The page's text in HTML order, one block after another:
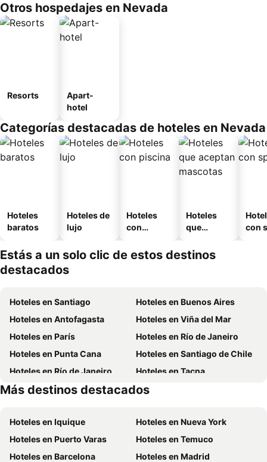
Otros hospedajes en Nevada
Resorts
Apart-
hotel
Categorías destacadas de hoteles en Nevada
Hoteles
baratos
Hoteles de
lujo
Hoteles
con
Hoteles
que
mascotas
con
Estás a un solo clic de estos destinos
destacados
Hoteles en Santiago
Hoteles en Buenos Aires
Hoteles en Antofagasta
Hoteles en Viña del Mar
Hoteles en París
Hoteles en Río de Janeiro
Hoteles en Punta Cana
Hoteles en Santiago de Chile
Hoteles en Río de Janeiro
Hoteles en Tacna
Hoteles en Aruba
Hoteles en Brasil
Más destinos destacados
Hoteles en Iquique
Hoteles en Nueva York
Hoteles en Puerto Varas
Hoteles en Temuco
Hoteles en Barcelona
Hoteles en Madrid